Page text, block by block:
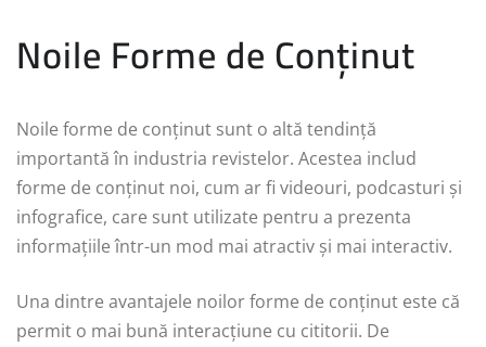
Noile Forme de Conținut
Noile forme de conținut sunt o altă tendință
importantă în industria revistelor. Acestea includ
forme de conținut noi, cum ar fi videouri, podcasturi și
infografice, care sunt utilizate pentru a prezenta
informațiile într-un mod mai atractiv și mai interactiv.
Una dintre avantajele noilor forme de conținut este că
permit o mai bună interacțiune cu cititorii. De